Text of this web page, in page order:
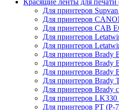
Красящие ленты для
Для принтеров
Для принтеров
Для принтеров CAB
Для принтеров
Для принтеров
Для принтеров Brady
Для принтеров Brady
Для принтеров Brady
Для принтеров Brady
Для принтеров Brady
Для принтеров
Для принтеров PT (P-